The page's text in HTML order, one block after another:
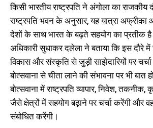
किसी भारतीय राष्ट्रपति ने अंगोला का राजकीय
राष्ट्रपति भवन के अनुसार, यह यात्रा
देशों के साथ भारत के बढ़ते सहयोग का प्रतीक
अधिकारी सुधाकर दलेला ने बताया कि इस दौरे में
विकास और संस्कृति से जुड़ी साझेदारियों पर चर्चा
बोत्सवाना से चीता लाने की संभावना पर भी बात
बोत्सवाना में राष्ट्रपति व्यापार, निवेश, तकनीक,
जैसे क्षेत्रों में सहयोग बढ़ाने पर चर्चा करेंगी और
संबोधित करेंगी।